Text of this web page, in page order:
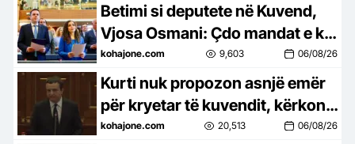
Betimi si deputete në Kuvend,
Vjosa Osmani: Çdo mandat e ka
burimin te tempulli i
demokracisë
kohajone.com 9,603 06/08/26
Kurti nuk propozon asnjë emër
për kryetar të kuvendit, kërkon
kohë për Presidentin e ri
kohajone.com 20,513 06/08/26